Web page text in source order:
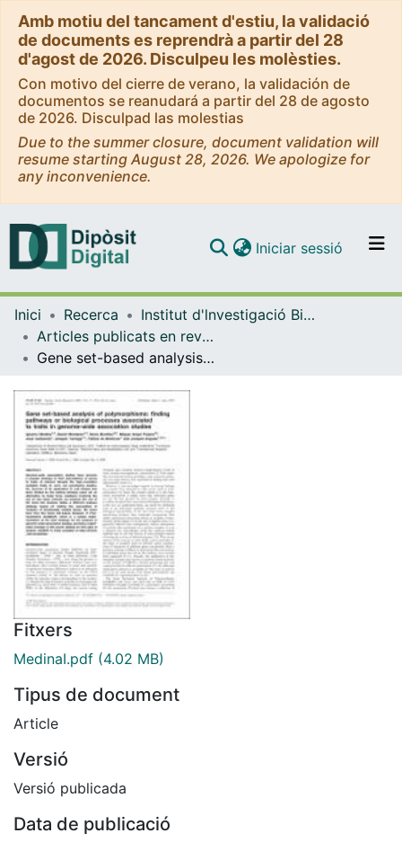
Amb motiu del tancament d'estiu, la validació
de documents es reprendrà a partir del 28
d'agost de 2026. Disculpeu les molèsties.
Con motivo del cierre de verano, la validación de
documentos se reanudará a partir del 28 de agosto
de 2026. Disculpad las molestias
Due to the summer closure, document validation will
resume starting August 28, 2026. We apologize for
any inconvenience.
Navega per tot el DD
Com publicar
Contacte
Iniciar sessió (current)
Inici Recerca
Institut d'lnvestigació Biomèdica de Bellvitge (IDIBELL)
Articles publicats en revistes (Institut d'lnvestigació Biomèdica de Bellvitge (IDIBELL))
Gene set-based analysis of polymorphisms: finding pathways or biological processes associated to traits in genome-wide association studies
Fitxers
MedinaI.pdf (4.02 MB)
Tipus de document
Article
Versió
Versió publicada
Data de publicació